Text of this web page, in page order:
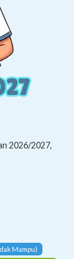
2026/2027,
Mampu)